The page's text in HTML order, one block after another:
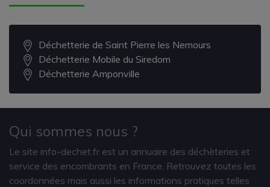
Déchetterie de Saint Pierre les Nemours
Déchetterie Mobile du Siredom
Déchetterie Amponville
Qui sommes nous ?
Le site info-dechet.fr est un annuaire des déchèteries et
service des encombrants en France. Retrouvez toutes les
coordonnées mais aussi les informations pratiques telles